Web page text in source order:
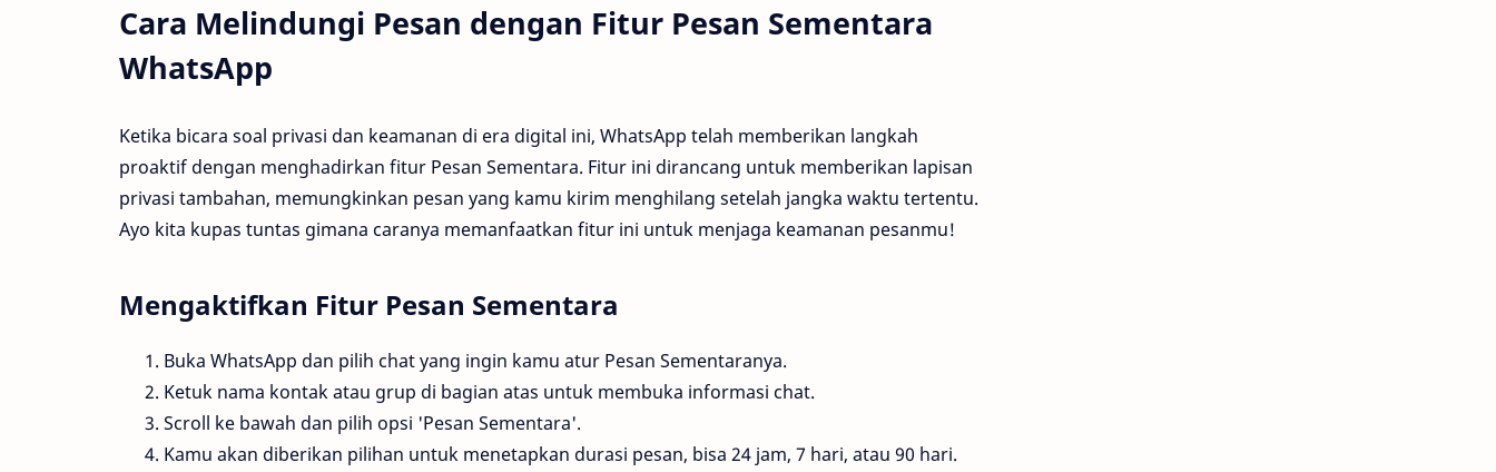
Cara Melindungi Pesan dengan Fitur Pesan Sementara
WhatsApp
Ketika bicara soal privasi dan keamanan di era digital ini, WhatsApp telah memberikan langkah
proaktif dengan menghadirkan fitur Pesan Sementara. Fitur ini dirancang untuk memberikan lapisan
privasi tambahan, memungkinkan pesan yang kamu kirim menghilang setelah jangka waktu tertentu.
Ayo kita kupas tuntas gimana caranya memanfaatkan fitur ini untuk menjaga keamanan pesanmu!
Mengaktifkan Fitur Pesan Sementara
Buka WhatsApp dan pilih chat yang ingin kamu atur Pesan Sementaranya.
Ketuk nama kontak atau grup di bagian atas untuk membuka informasi chat.
Scroll ke bawah dan pilih opsi 'Pesan Sementara'.
Kamu akan diberikan pilihan untuk menetapkan durasi pesan, bisa 24 jam, 7 hari, atau 90 hari.